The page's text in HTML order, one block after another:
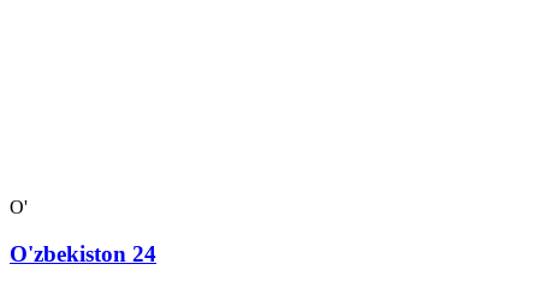
O'
O'zbekiston 24